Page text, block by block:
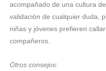
acompañado de una cultura
validación de cualquier duda,
niñas y jóvenes prefieren
compañeros.
Otros consejos: